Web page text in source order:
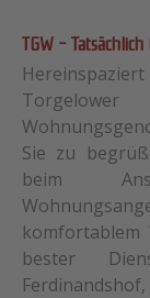
TGW -
Sie zu
beim
komfortablem
bester